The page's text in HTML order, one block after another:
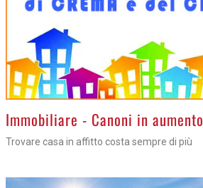
>Immobiliare - Canoni in aumento
Trovare casa in affitto costa sempre di più